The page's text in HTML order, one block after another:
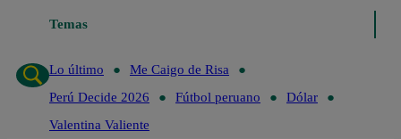
Temas
Lo último
Me Caigo de Risa
Perú Decide 2026
Fútbol peruano
Dólar
Valentina Valiente